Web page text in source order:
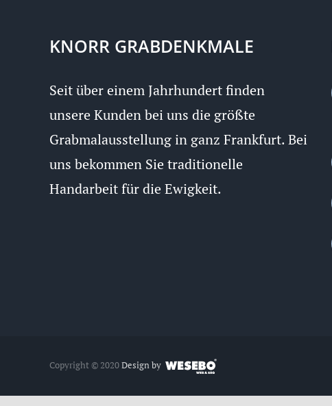
KNORR GRABDENKMALE
Seit über einem Jahrhundert finden
unsere Kunden bei uns die größte
Grabmalausstellung in ganz Frankfurt. Bei
uns bekommen Sie traditionelle
Handarbeit für die Ewigkeit.
Copyright © 2020Design by